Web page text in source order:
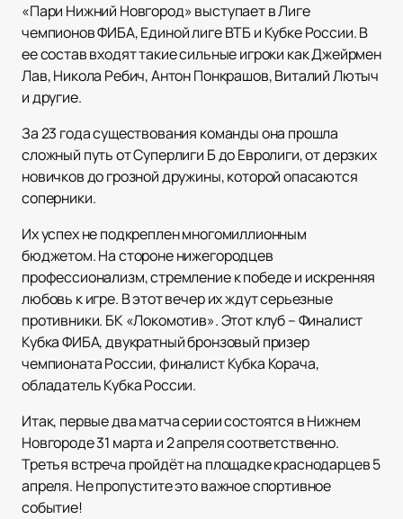
«Пари Нижний Новгород» выступает в Лиге
чемпионов ФИБА, Единой лиге ВТБ и Кубке России. В
ее состав входят такие сильные игроки как Джейрмен
Лав, Никола Ребич, Антон Понкрашов, Виталий Лютыч
и другие.
За 23 года существования команды она прошла
сложный путь от Суперлиги Б до Евролиги, от дерзких
новичков до грозной дружины, которой опасаются
соперники.
Их успех не подкреплен многомиллионным
бюджетом. На стороне нижегородцев
профессионализм, стремление к победе и искренняя
любовь к игре. В этот вечер их ждут серьезные
противники. БК «Локомотив». Этот клуб – Финалист
Кубка ФИБА, двукратный бронзовый призер
чемпионата России, финалист Кубка Корача,
обладатель Кубка России.
Итак, первые два матча серии состоятся в Нижнем
Новгороде 31 марта и 2 апреля соответственно.
Третья встреча пройдёт на площадке краснодарцев 5
апреля. Не пропустите это важное спортивное
событие!